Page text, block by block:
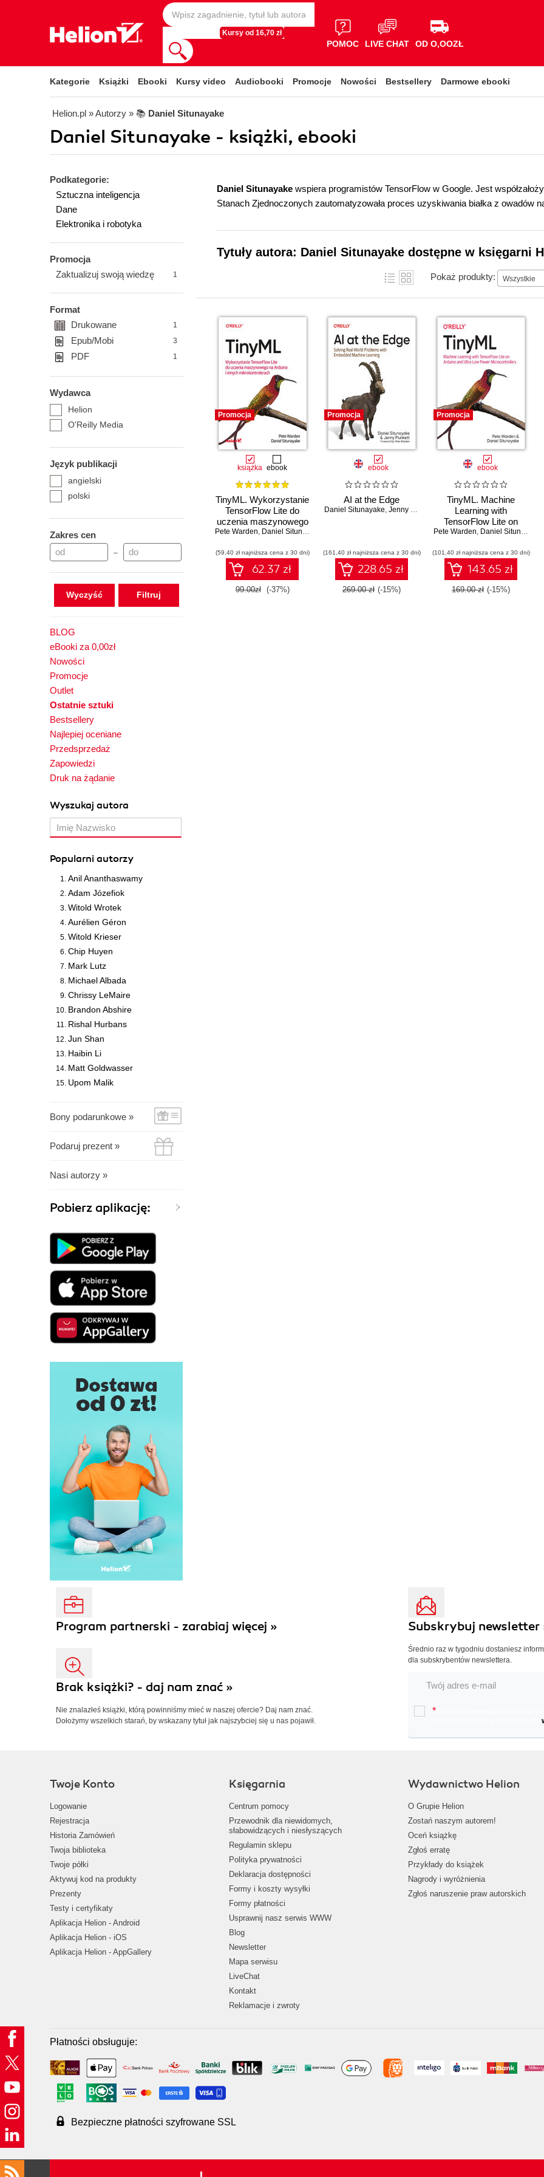
Kursy od 16,70 zł
POMOC LIVE CHAT OD O,OOZŁ
Kategorie Książki Ebooki Kursy video Audiobooki Promocje Nowości Bestsellery Darmowe ebooki
Helion.pl » Autorzy » 📚 Daniel Situnayake
Daniel Situnayake - książki, ebooki
Podkategorie:
Sztuczna inteligencja
Dane
Elektronika i robotyka
Promocja
Zaktualizuj swoją wiedzę
1
Format
Drukowane
1
Epub/Mobi 3
PDF 1
Wydawca
Helion
O'Reilly Media
Język publikacji
angielski
polski
Zakres cen
–
Wyczyść
BLOG
eBooki za 0,00zł
Nowości
Promocje
Outlet
Ostatnie sztuki
Bestsellery
Najlepiej oceniane
Przedsprzedaż
Zapowiedzi
Druk na żądanie
Wyszukaj autora
Popularni autorzy
Anil Ananthaswamy
Adam Józefiok
Witold Wrotek
Aurélien Géron
Witold Krieser
Chip Huyen
Mark Lutz
Michael Albada
Chrissy LeMaire
Brandon Abshire
Rishal Hurbans
Jun Shan
Haibin Li
Matt Goldwasser
Upom Malik
Bony podarunkowe »
Podaruj prezent »
Nasi autorzy »
Pobierz aplikację:
Daniel Situnayake wspiera programistów TensorFlow w Google. Jest
Stanach Zjednoczonych zautomatyzowała proces uzyskiwania białka z owadów
Tytuły autora: Daniel Situnayake dostępne w księgarni
Pokaż produkty: Wszystkie
Promocja
książka ebook
TinyML. Wykorzystanie
TensorFlow Lite do
uczenia maszynowego
na Arduino i innych
Pete Warden, Daniel Situnayake
(59,40 zł najniższa cena z 30 dni)
62.37 zł
99.00zł (-37%)
Promocja
ebook
AI at the Edge
Daniel Situnayake, Jenny Plunkett
(161,40 zł najniższa cena z 30 dni)
228.65 zł
269.00 zł (-15%)
Promocja
ebook
TinyML. Machine
Learning with
TensorFlow Lite on
Arduino and Ultra-Low-
Pete Warden, Daniel Situnayake
(101,40 zł najniższa cena z 30 dni)
143.65 zł
169.00 zł (-15%)
Program partnerski - zarabiaj więcej »
Brak książki? - daj nam znać »
Nie znalazłeś książki, którą powinniśmy mieć w naszej ofercie? Daj nam znać.
Dołożymy wszelkich starań, by wskazany tytuł jak najszybciej się u nas pojawił.
Subskrybuj newsletter
Średnio raz w tygodniu dostaniesz
dla subskrybentów newslettera.
*
Twoje Konto
Logowanie
Rejestracja
Historia Zamówień
Twoja biblioteka
Twoje półki
Aktywuj kod na produkty
Prezenty
Testy i certyfikaty
Aplikacja Helion - Android
Aplikacja Helion - iOS
Aplikacja Helion - AppGallery
Księgarnia
Centrum pomocy
Przewodnik dla niewidomych,
słabowidzących i niesłyszących
Regulamin sklepu
Polityka prywatności
Deklaracja dostępności
Formy i koszty wysyłki
Formy płatności
Usprawnij nasz serwis WWW
Blog
Newsletter
Mapa serwisu
LiveChat
Kontakt
Reklamacje i zwroty
Wydawnictwo Helion
O Grupie Helion
Zostań naszym autorem!
Oceń książkę
Zgłoś erratę
Przykłady do książek
Nagrody i wyróżnienia
Zgłoś naruszenie praw autorskich
Płatności obsługuje:
Bezpieczne płatności szyfrowane SSL